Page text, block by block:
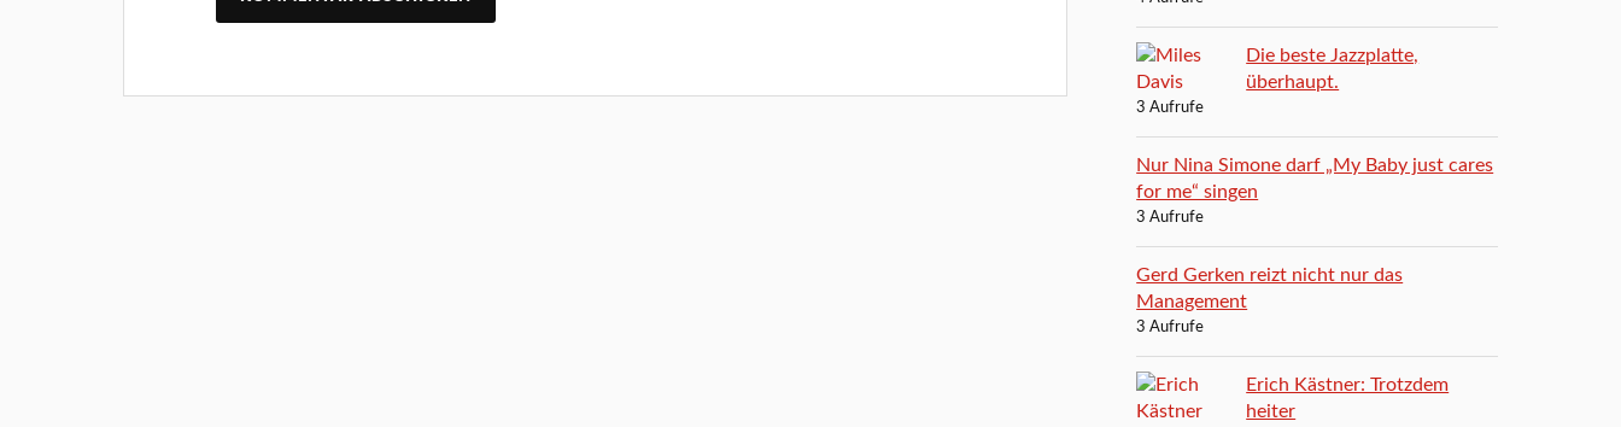
Die beste Jazzplatte,
überhaupt.
3 Aufrufe
Nur Nina Simone darf „My Baby just cares
for me“ singen
3 Aufrufe
Gerd Gerken reizt nicht nur das
Management
3 Aufrufe
Erich Kästner: Trotzdem
heiter